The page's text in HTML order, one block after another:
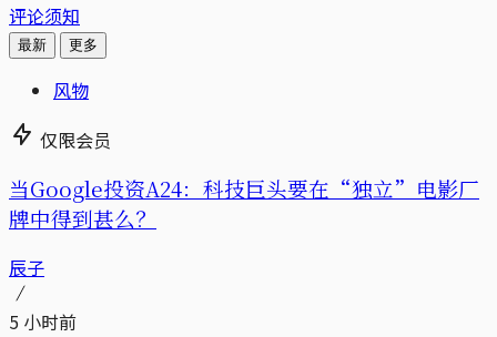
评论须知
最新 更多
风物
仅限会员
当Google投资A24：科技巨头要在“独立”电影厂
牌中得到甚么？
辰子
5 小时前